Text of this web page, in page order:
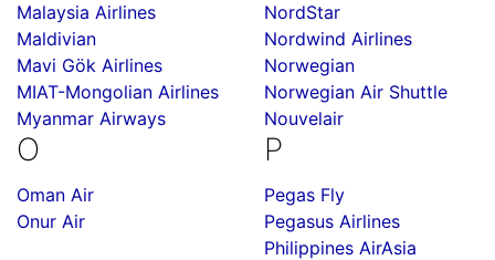
Malaysia Airlines
Maldivian
Mavi Gök Airlines
MIAT-Mongolian Airlines
Myanmar Airways
NordStar
Nordwind Airlines
Norwegian
Norwegian Air Shuttle
Nouvelair
O
Oman Air
Onur Air
P
Pegas Fly
Pegasus Airlines
Philippines AirAsia